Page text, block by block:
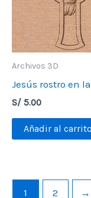
Archivos 3D
Jesús rostro en
S/ 5.00
Añadir al carrito
1 2 →